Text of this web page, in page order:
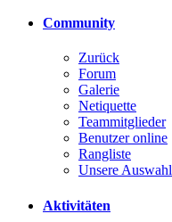
Community
Zurück
Forum
Galerie
Netiquette
Teammitglieder
Benutzer online
Rangliste
Unsere Auswahl
Aktivitäten